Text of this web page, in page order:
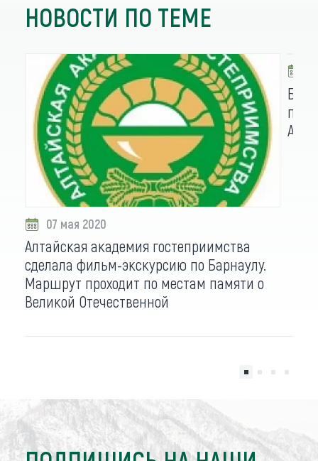
НОВОСТИ ПО ТЕМЕ
07 мая 2020
Алтайская академия гостеприимства
сделала фильм-экскурсию по Барнаулу.
Маршрут проходит по местам памяти о
Великой Отечественной